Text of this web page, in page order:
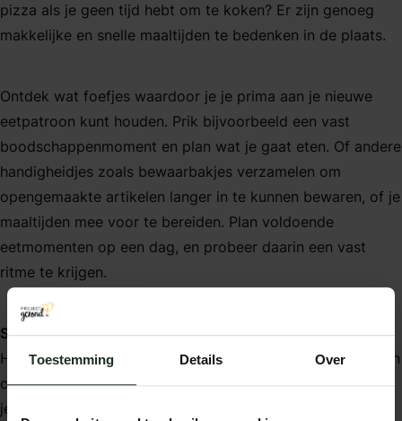
Toestemming Details Over
pizza als je geen tijd hebt om te koken? Er zijn genoeg
makkelijke en snelle maaltijden te bedenken in de plaats.
Ontdek wat foefjes waardoor je je prima aan je nieuwe
eetpatroon kunt houden. Prik bijvoorbeeld een vast
boodschappenmoment en plan wat je gaat eten. Of andere
handigheidjes zoals bewaarbakjes verzamelen om
opengemaakte artikelen langer in te kunnen bewaren, of je
maaltijden mee voor te bereiden. Plan voldoende
eetmomenten op een dag, en probeer daarin een vast
ritme te krijgen.
Steun
Het werkt motiverend wanneer je familieleden, vrienden en
collega’s op de hoogte zijn van jouw afvalplan. Ze kunnen
je bijvoorbeeld helpen, aanmoedigen of door moeilijke